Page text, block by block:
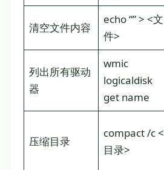
清空文件内容
echo “” > <文
件>
列出所有驱动
器
wmic
logicaldisk
get name
压缩目录
compact /c <
目录>